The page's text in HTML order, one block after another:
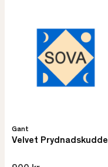
Gant
Velvet Prydnadskudde